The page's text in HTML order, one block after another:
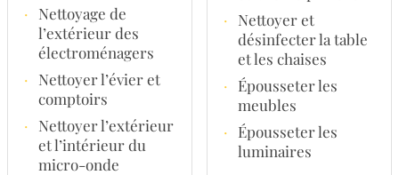
· Nettoyage de
l’extérieur des
électroménagers
· Nettoyer l’évier et
comptoirs
· Nettoyer l’extérieur
et l’intérieur du
micro-onde
· Nettoyer et
désinfecter la table
et les chaises
· Épousseter les
meubles
· Épousseter les
luminaires